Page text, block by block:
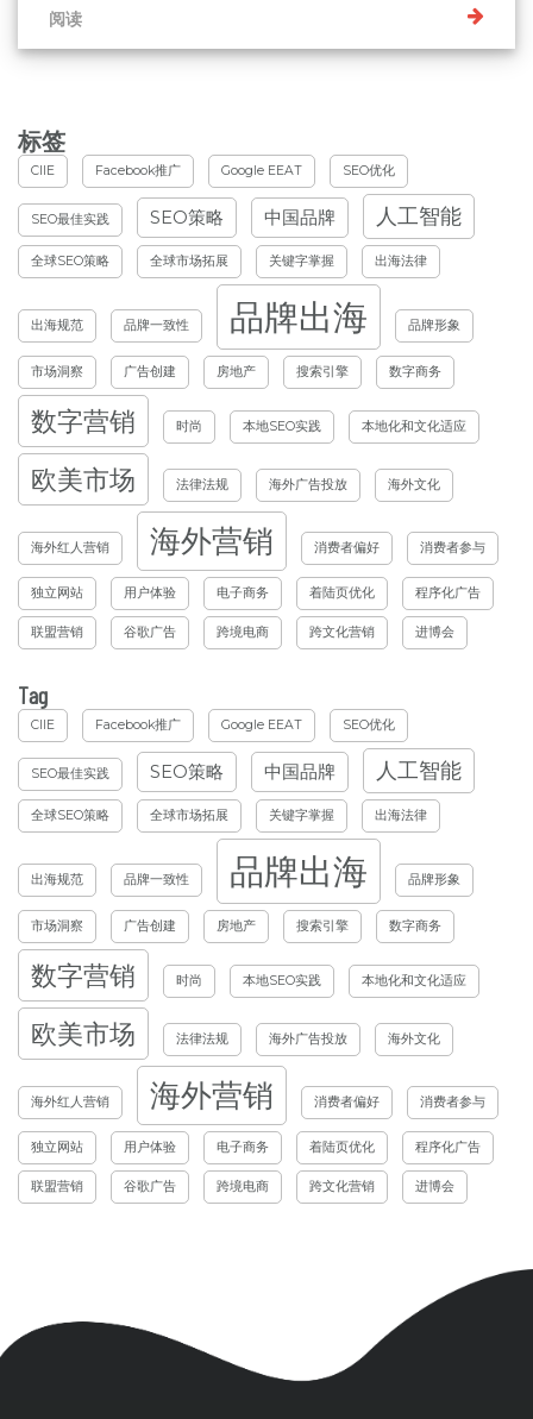
阅读
标签
CIIE Facebook推广 Google EEAT SEO优化
SEO最佳实践 SEO策略 中国品牌 人工智能
全球SEO策略 全球市场拓展 关键字掌握 出海法律
出海规范 品牌一致性 品牌出海 品牌形象
市场洞察 广告创建 房地产 搜索引擎 数字商务
数字营销 时尚 本地SEO实践 本地化和文化适应
欧美市场 法律法规 海外广告投放 海外文化
海外红人营销 海外营销 消费者偏好 消费者参与
独立网站 用户体验 电子商务 着陆页优化 程序化广告
联盟营销 谷歌广告 跨境电商 跨文化营销 进博会
Tag
CIIE Facebook推广 Google EEAT SEO优化
SEO最佳实践 SEO策略 中国品牌 人工智能
全球SEO策略 全球市场拓展 关键字掌握 出海法律
出海规范 品牌一致性 品牌出海 品牌形象
市场洞察 广告创建 房地产 搜索引擎 数字商务
数字营销 时尚 本地SEO实践 本地化和文化适应
欧美市场 法律法规 海外广告投放 海外文化
海外红人营销 海外营销 消费者偏好 消费者参与
独立网站 用户体验 电子商务 着陆页优化 程序化广告
联盟营销 谷歌广告 跨境电商 跨文化营销 进博会